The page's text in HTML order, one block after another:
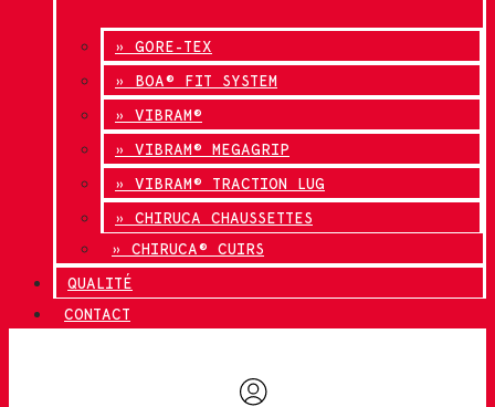
» GORE-TEX
» BOA® FIT SYSTEM
» VIBRAM®
» VIBRAM® MEGAGRIP
» VIBRAM® TRACTION LUG
» CHIRUCA CHAUSSETTES
» CHIRUCA® CUIRS
QUALITÉ
CONTACT